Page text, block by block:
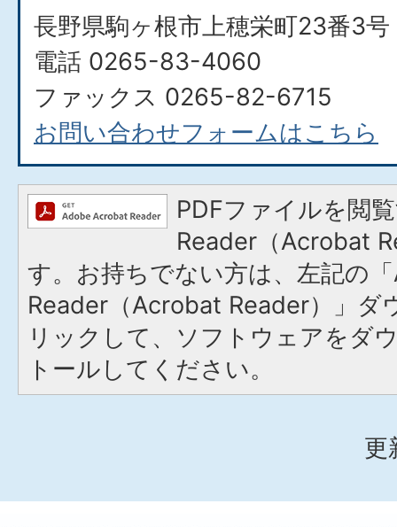
長野県駒ヶ根市上穂栄町23番3号
電話 0265-83-4060
ファックス 0265-82-6715
お問い合わせフォームはこちら
PDFファイルを閲
Reader（Acrobat
す。お持ちでない方は、左記の
Reader（Acrobat Reader）」ダ
リックして、ソフトウェアをダ
トールしてください。
更